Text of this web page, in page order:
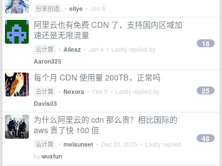
分享创造 • ellye • Jan 6
阿里云也有免费 CDN 了，支持国内区域加
速还是无限流量
云计算 • Aliesz • Jan 4 • Lastly replied by
Aaron325
18
每个月 CDN 使用量 200TB，正常吗
云计算 • Nexora • Feb 9 • Lastly replied by
Davis03
25
为什么阿里云的 cdn 那么贵？相比国际的
aws 贵了快 100 倍
云计算 • melsunset • Dec 20, 2025 • Lastly replied
bywuxfun
48